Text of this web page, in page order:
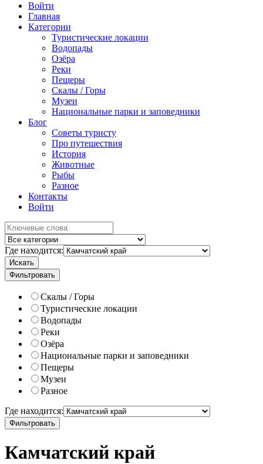
Войти
Главная
Категории
Туристические локации
Водопады
Озёра
Реки
Пещеры
Скалы / Горы
Музеи
Национальные парки и заповедники
Блог
Советы туристу
Про путешествия
История
Животные
Рыбы
Разное
Контакты
Войти
Где находится:
Искать
Фильтровать
Скалы / Горы
Туристические локации
Водопады
Реки
Озёра
Национальные парки и заповедники
Пещеры
Музеи
Разное
Где находится:
Фильтровать
Камчатский край